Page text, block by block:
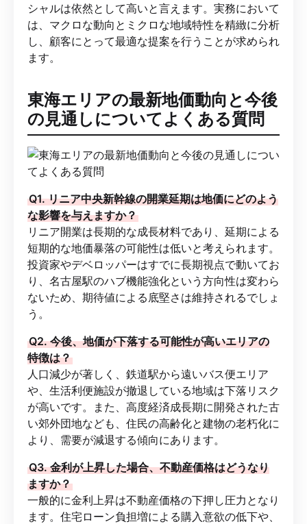
シャルは依然として高いと言えます。実務において
は、マクロな動向とミクロな地域特性を精緻に分析
し、顧客にとって最適な提案を行うことが求められ
ます。
東海エリアの最新地価動向と今後
の見通しについてよくある質問
Q1. リニア中央新幹線の開業延期は地価にどのよう
な影響を与えますか？
リニア開業は長期的な成長材料であり、延期による
短期的な地価暴落の可能性は低いと考えられます。
投資家やデベロッパーはすでに長期視点で動いてお
り、名古屋駅のハブ機能強化という方向性は変わら
ないため、期待値による底堅さは維持されるでしょ
う。
Q2. 今後、地価が下落する可能性が高いエリアの
特徴は？
人口減少が著しく、鉄道駅から遠いバス便エリア
や、生活利便施設が撤退している地域は下落リスク
が高いです。また、高度経済成長期に開発された古
い郊外団地なども、住民の高齢化と建物の老朽化に
より、需要が減退する傾向にあります。
Q3. 金利が上昇した場合、不動産価格はどうなり
ますか？
一般的に金利上昇は不動産価格の下押し圧力となり
ます。住宅ローン負担増による購入意欲の低下や、